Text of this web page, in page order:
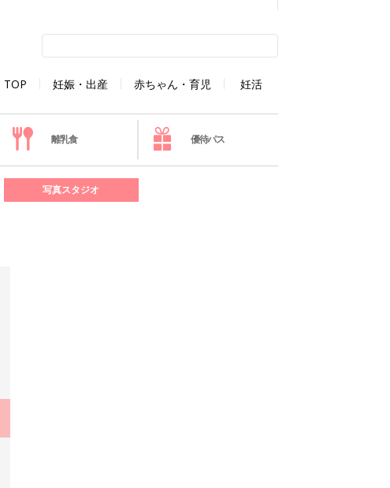
TOP 妊娠・出産 赤ちゃん・育児 妊活
離乳食 優待パス
写真スタジオ